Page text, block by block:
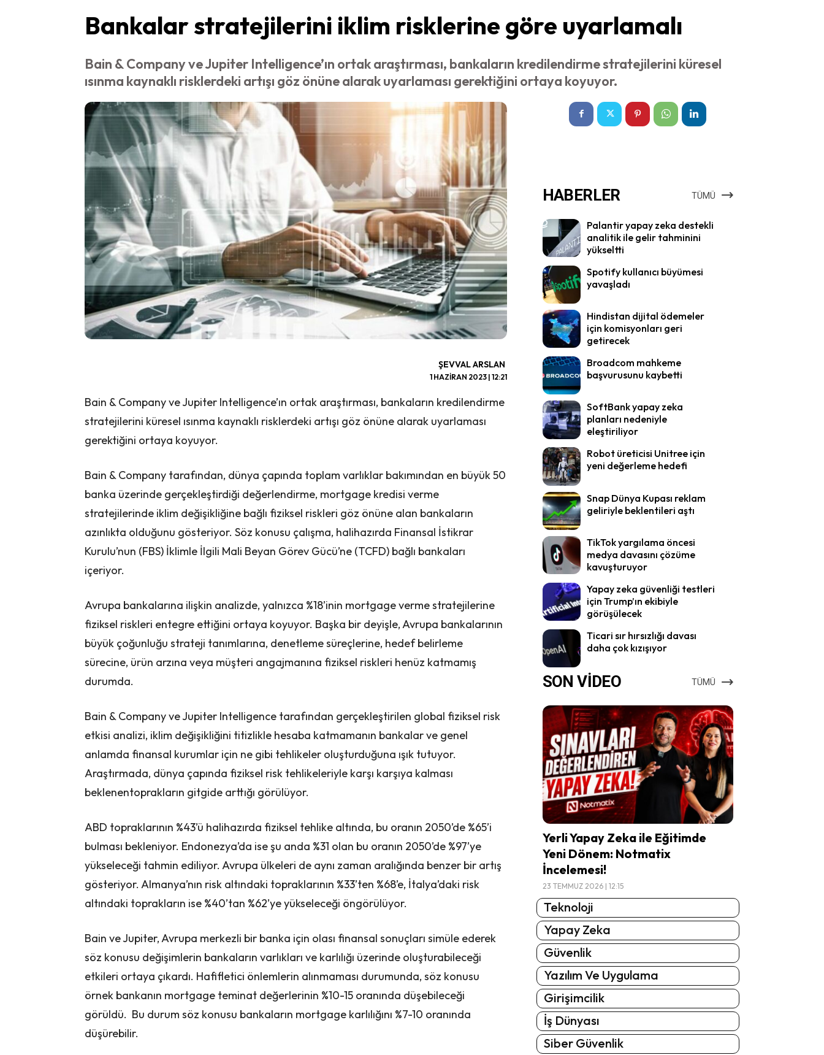
Bankalar stratejilerini iklim risklerine göre uyarlamalı
Bain & Company ve Jupiter Intelligence’ın ortak araştırması, bankaların kredilendirme stratejilerini küresel
ısınma kaynaklı risklerdeki artışı göz önüne alarak uyarlaması gerektiğini ortaya koyuyor.
ŞEVVAL ARSLAN
1 HAZIRAN 2023 | 12:21
Bain & Company ve Jupiter Intelligence’ın ortak araştırması, bankaların kredilendirme
stratejilerini küresel ısınma kaynaklı risklerdeki artışı göz önüne alarak uyarlaması
gerektiğini ortaya koyuyor.
Bain & Company tarafından, dünya çapında toplam varlıklar bakımından en büyük 50
banka üzerinde gerçekleştirdiği değerlendirme, mortgage kredisi verme
stratejilerinde iklim değişikliğine bağlı fiziksel riskleri göz önüne alan bankaların
azınlıkta olduğunu gösteriyor. Söz konusu çalışma, halihazırda Finansal İstikrar
Kurulu’nun (FBS) İklimle İlgili Mali Beyan Görev Gücü’ne (TCFD) bağlı bankaları
içeriyor.
Avrupa bankalarına ilişkin analizde, yalnızca %18’inin mortgage verme stratejilerine
fiziksel riskleri entegre ettiğini ortaya koyuyor. Başka bir deyişle, Avrupa bankalarının
büyük çoğunluğu strateji tanımlarına, denetleme süreçlerine, hedef belirleme
sürecine, ürün arzına veya müşteri angajmanına fiziksel riskleri henüz katmamış
durumda.
Bain & Company ve Jupiter Intelligence tarafından gerçekleştirilen global fiziksel risk
etkisi analizi, iklim değişikliğini titizlikle hesaba katmamanın bankalar ve genel
anlamda finansal kurumlar için ne gibi tehlikeler oluşturduğuna ışık tutuyor.
Araştırmada, dünya çapında fiziksel risk tehlikeleriyle karşı karşıya kalması
beklenentoprakların gitgide arttığı görülüyor.
ABD topraklarının %43’ü halihazırda fiziksel tehlike altında, bu oranın 2050’de %65’i
bulması bekleniyor. Endonezya’da ise şu anda %31 olan bu oranın 2050’de %97’ye
yükseleceği tahmin ediliyor. Avrupa ülkeleri de aynı zaman aralığında benzer bir artış
gösteriyor. Almanya’nın risk altındaki topraklarının %33’ten %68’e, İtalya’daki risk
altındaki toprakların ise %40’tan %62’ye yükseleceği öngörülüyor.
Bain ve Jupiter, Avrupa merkezli bir banka için olası finansal sonuçları simüle ederek
söz konusu değişimlerin bankaların varlıkları ve karlılığı üzerinde oluşturabileceği
etkileri ortaya çıkardı. Hafifletici önlemlerin alınmaması durumunda, söz konusu
örnek bankanın mortgage teminat değerlerinin %10-15 oranında düşebileceği
görüldü. Bu durum söz konusu bankaların mortgage karlılığını %7-10 oranında
düşürebilir.
HABERLER TÜMÜ
Palantir yapay zeka destekli
analitik ile gelir tahminini
yükseltti
Spotify kullanıcı büyümesi
yavaşladı
Hindistan dijital ödemeler
için komisyonları geri
getirecek
Broadcom mahkeme
başvurusunu kaybetti
SoftBank yapay zeka
planları nedeniyle
eleştiriliyor
Robot üreticisi Unitree için
yeni değerleme hedefi
Snap Dünya Kupası reklam
geliriyle beklentileri aştı
TikTok yargılama öncesi
medya davasını çözüme
kavuşturuyor
Yapay zeka güvenliği testleri
için Trump’ın ekibiyle
görüşülecek
Ticari sır hırsızlığı davası
daha çok kızışıyor
SON VİDEO TÜMÜ
Yerli Yapay Zeka ile Eğitimde
Yeni Dönem: Notmatix
İncelemesi!
23 TEMMUZ 2026 | 12:15
Teknoloji
Yapay Zeka
Güvenlik
Yazılım Ve Uygulama
Girişimcilik
İş Dünyası
Siber Güvenlik